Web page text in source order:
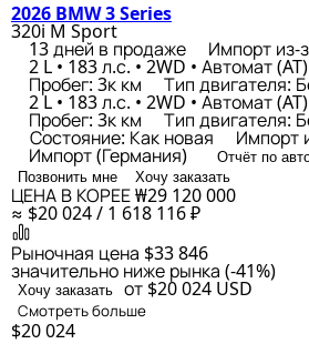
2026 BMW 3 Series
320i M Sport
13 дней в продаже Импорт из-
2 L • 183 л.с. • 2WD • Автомат
Пробег: 3к км Тип двигателя:
2 L • 183 л.с. • 2WD • Автомат
Пробег: 3к км Тип двигателя:
Состояние: Как новая Импорт
Импорт (Германия)
Отчёт по
Позвонить мне
Хочу заказать
ЦЕНА В КОРЕЕ₩29 120 000
≈ $20 024 / 1 618 116 ₽
Рыночная цена $33 846
значительно ниже рынка (-41%)
Хочу заказать от $20 024 USD
Смотреть больше
$20 024